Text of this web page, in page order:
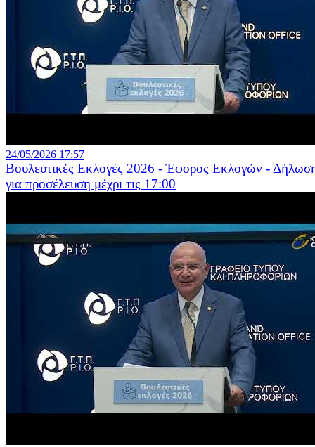
24/05/2026 17:57
Βουλευτικές Εκλογές 2026 - Έφορος Εκλογών -
για προσέλευση μέχρι τις 17:00